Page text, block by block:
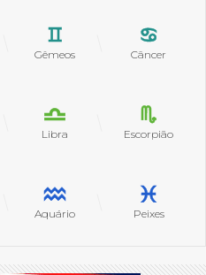
Gêmeos Câncer
Libra Escorpião
Aquário Peixes